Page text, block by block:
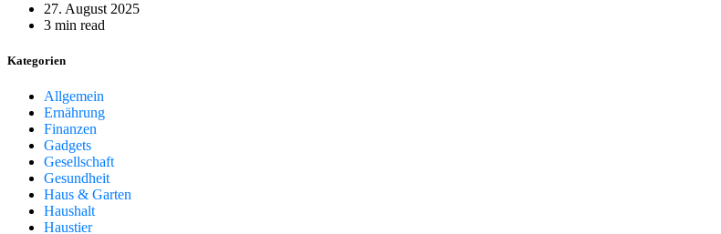
27. August 2025
3 min read
Kategorien
Allgemein
Ernährung
Finanzen
Gadgets
Gesellschaft
Gesundheit
Haus & Garten
Haushalt
Haustier